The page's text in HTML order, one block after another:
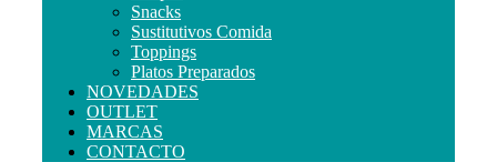
Snacks
Sustitutivos Comida
Toppings
Platos Preparados
NOVEDADES
OUTLET
MARCAS
CONTACTO